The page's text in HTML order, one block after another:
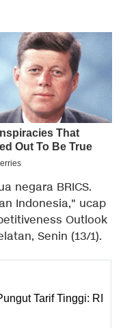
negara BRICS.
Indonesia," ucap
Outlook
Senin (13/1).
Tarif Tinggi: RI